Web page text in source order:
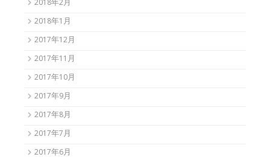
2018年2月
2018年1月
2017年12月
2017年11月
2017年10月
2017年9月
2017年8月
2017年7月
2017年6月